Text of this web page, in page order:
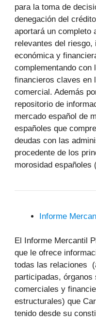
para la toma de
denegación del
aportará un completo
relevantes del riesgo,
económica y
complementando con
financieros claves en
comercial. Además
repositorio de
mercado español de
españoles que
deudas con las
procedente de los
morosidad españoles
Informe
El Informe Mercantil
que le ofrece
todas las relaciones
participadas,
comerciales y
estructurales) que
tenido desde su